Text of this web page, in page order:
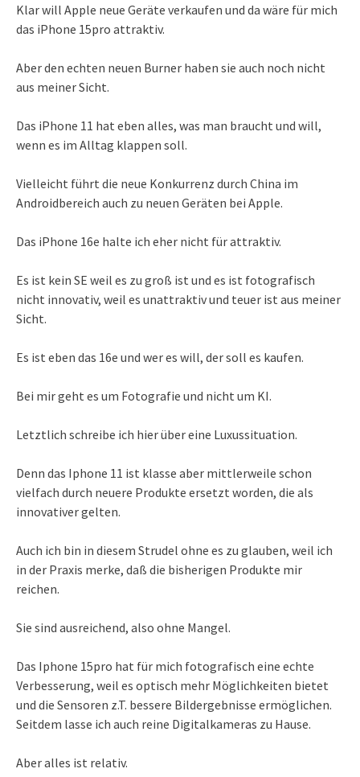
Klar will Apple neue Geräte verkaufen und da wäre für mich
das iPhone 15pro attraktiv.
Aber den echten neuen Burner haben sie auch noch nicht
aus meiner Sicht.
Das iPhone 11 hat eben alles, was man braucht und will,
wenn es im Alltag klappen soll.
Vielleicht führt die neue Konkurrenz durch China im
Androidbereich auch zu neuen Geräten bei Apple.
Das iPhone 16e halte ich eher nicht für attraktiv.
Es ist kein SE weil es zu groß ist und es ist fotografisch
nicht innovativ, weil es unattraktiv und teuer ist aus meiner
Sicht.
Es ist eben das 16e und wer es will, der soll es kaufen.
Bei mir geht es um Fotografie und nicht um KI.
Letztlich schreibe ich hier über eine Luxussituation.
Denn das Iphone 11 ist klasse aber mittlerweile schon
vielfach durch neuere Produkte ersetzt worden, die als
innovativer gelten.
Auch ich bin in diesem Strudel ohne es zu glauben, weil ich
in der Praxis merke, daß die bisherigen Produkte mir
reichen.
Sie sind ausreichend, also ohne Mangel.
Das Iphone 15pro hat für mich fotografisch eine echte
Verbesserung, weil es optisch mehr Möglichkeiten bietet
und die Sensoren z.T. bessere Bildergebnisse ermöglichen.
Seitdem lasse ich auch reine Digitalkameras zu Hause.
Aber alles ist relativ.